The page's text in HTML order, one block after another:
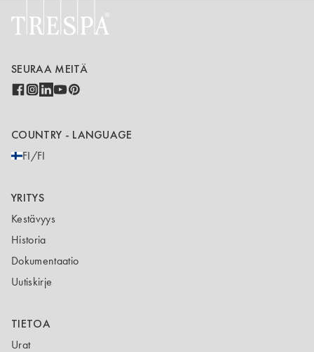
SEURAA MEITÄ
COUNTRY - LANGUAGE
FI/FI
YRITYS
Kestävyys
Historia
Dokumentaatio
Uutiskirje
TIETOA
Urat